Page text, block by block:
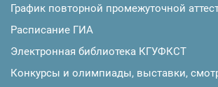
График повторной промежуточной
Расписание ГИА
Электронная библиотека КГУФКСТ
Конкурсы и олимпиады, выставки,